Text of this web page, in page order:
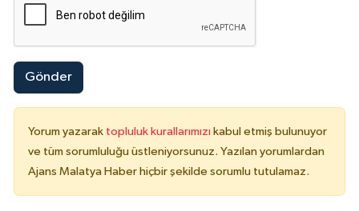
Gönder
Yorum yazarak topluluk kurallarımızı kabul etmiş bulunuyor
ve tüm sorumluluğu üstleniyorsunuz. Yazılan yorumlardan
Ajans Malatya Haber hiçbir şekilde sorumlu tutulamaz.